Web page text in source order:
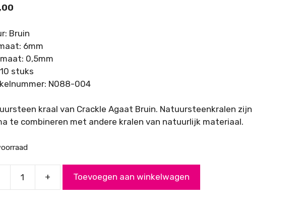
Bruin
6mm
0,5mm
stuks
N088-004
kraal van Crackle Agaat Bruin. Natuursteenkralen zijn
te combineren met andere kralen van natuurlijk materiaal.
+ Toevoegen aan winkelwagen